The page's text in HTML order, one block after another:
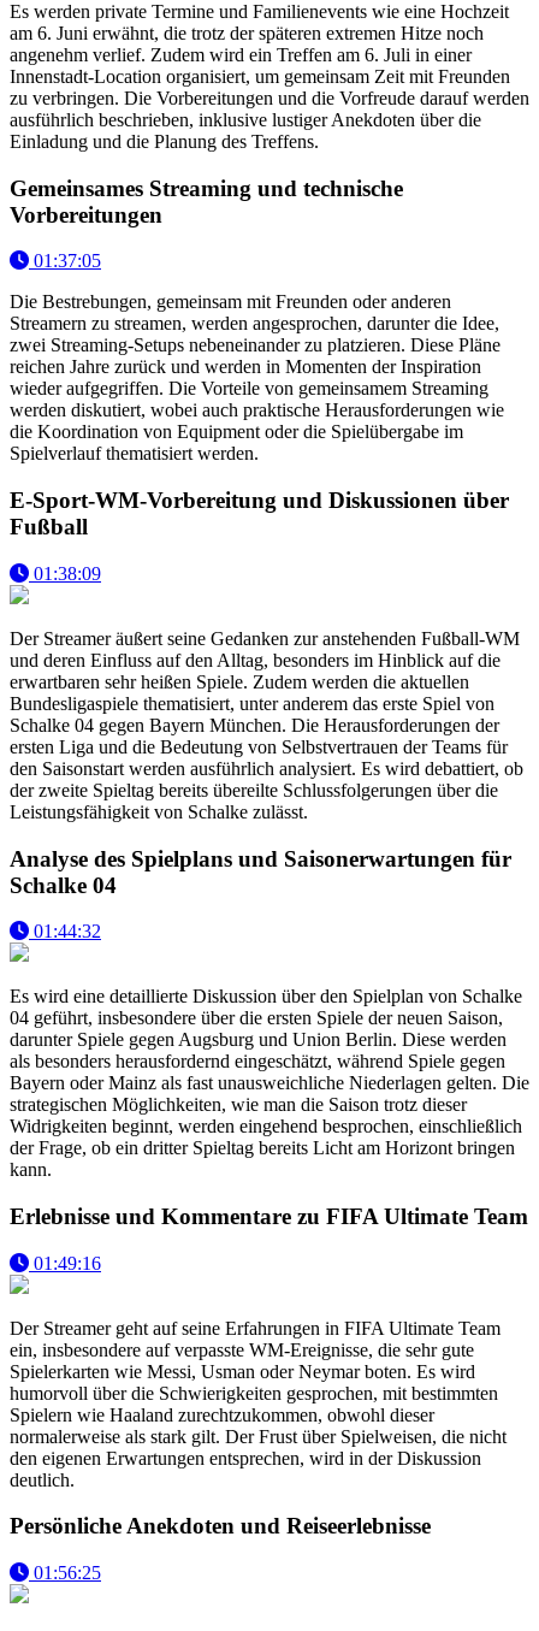
Es werden private Termine und Familienevents wie eine Hochzeit
am 6. Juni erwähnt, die trotz der späteren extremen Hitze noch
angenehm verlief. Zudem wird ein Treffen am 6. Juli in einer
Innenstadt-Location organisiert, um gemeinsam Zeit mit Freunden
zu verbringen. Die Vorbereitungen und die Vorfreude darauf werden
ausführlich beschrieben, inklusive lustiger Anekdoten über die
Einladung und die Planung des Treffens.
Gemeinsames Streaming und technische
Vorbereitungen
01:37:05
Die Bestrebungen, gemeinsam mit Freunden oder anderen
Streamern zu streamen, werden angesprochen, darunter die Idee,
zwei Streaming-Setups nebeneinander zu platzieren. Diese Pläne
reichen Jahre zurück und werden in Momenten der Inspiration
wieder aufgegriffen. Die Vorteile von gemeinsamem Streaming
werden diskutiert, wobei auch praktische Herausforderungen wie
die Koordination von Equipment oder die Spielübergabe im
Spielverlauf thematisiert werden.
E-Sport-WM-Vorbereitung und Diskussionen über
Fußball
01:38:09
Der Streamer äußert seine Gedanken zur anstehenden Fußball-WM
und deren Einfluss auf den Alltag, besonders im Hinblick auf die
erwartbaren sehr heißen Spiele. Zudem werden die aktuellen
Bundesligaspiele thematisiert, unter anderem das erste Spiel von
Schalke 04 gegen Bayern München. Die Herausforderungen der
ersten Liga und die Bedeutung von Selbstvertrauen der Teams für
den Saisonstart werden ausführlich analysiert. Es wird debattiert, ob
der zweite Spieltag bereits übereilte Schlussfolgerungen über die
Leistungsfähigkeit von Schalke zulässt.
Analyse des Spielplans und Saisonerwartungen für
Schalke 04
01:44:32
Es wird eine detaillierte Diskussion über den Spielplan von Schalke
04 geführt, insbesondere über die ersten Spiele der neuen Saison,
darunter Spiele gegen Augsburg und Union Berlin. Diese werden
als besonders herausfordernd eingeschätzt, während Spiele gegen
Bayern oder Mainz als fast unausweichliche Niederlagen gelten. Die
strategischen Möglichkeiten, wie man die Saison trotz dieser
Widrigkeiten beginnt, werden eingehend besprochen, einschließlich
der Frage, ob ein dritter Spieltag bereits Licht am Horizont bringen
kann.
Erlebnisse und Kommentare zu FIFA Ultimate Team
01:49:16
Der Streamer geht auf seine Erfahrungen in FIFA Ultimate Team
ein, insbesondere auf verpasste WM-Ereignisse, die sehr gute
Spielerkarten wie Messi, Usman oder Neymar boten. Es wird
humorvoll über die Schwierigkeiten gesprochen, mit bestimmten
Spielern wie Haaland zurechtzukommen, obwohl dieser
normalerweise als stark gilt. Der Frust über Spielweisen, die nicht
den eigenen Erwartungen entsprechen, wird in der Diskussion
deutlich.
Persönliche Anekdoten und Reiseerlebnisse
01:56:25